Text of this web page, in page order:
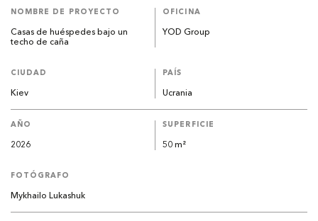
NOMBRE DE PROYECTO
Casas de huéspedes bajo un
techo de caña
OFICINA
YOD Group
CIUDAD
Kiev
PAÍS
Ucrania
AÑO
2026
SUPERFICIE
50 m²
FOTÓGRAFO
Mykhailo Lukashuk